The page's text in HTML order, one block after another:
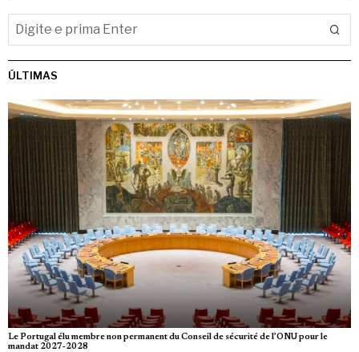
ÚLTIMAS
Le Portugal élu membre non permanent du Conseil de sécurité de l’ONU pour le
mandat 2027‑2028